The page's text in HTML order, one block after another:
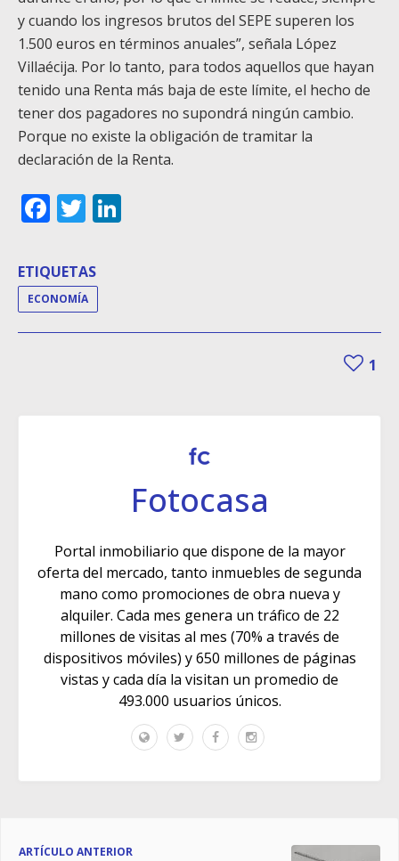
y cuando los ingresos brutos del SEPE superen los
1.500 euros en términos anuales”, señala López
Villaécija. Por lo tanto, para todos aquellos que hayan
tenido una Renta más baja de este límite, el hecho de
tener dos pagadores no supondrá ningún cambio.
Porque no existe la obligación de tramitar la
declaración de la Renta.
Facebook
Twitter
ETIQUETAS
ECONOMÍA
1
Fotocasa
Portal inmobiliario que dispone de la mayor
oferta del mercado, tanto inmuebles de segunda
mano como promociones de obra nueva y
alquiler. Cada mes genera un tráfico de 22
millones de visitas al mes (70% a través de
dispositivos móviles) y 650 millones de páginas
vistas y cada día la visitan un promedio de
493.000 usuarios únicos.
ARTÍCULO ANTERIOR